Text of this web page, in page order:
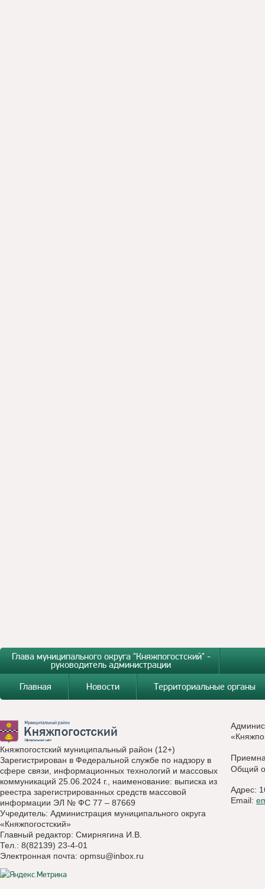
Глава муниципального округа "Княжпогостский" -
руководитель администрации
Главная
Новости Территориальные органы
Княжпогостский муниципальный район (12+)
Зарегистрирован в Федеральной службе по надзору в
сфере связи, информационных технологий и массовых
коммуникаций 25.06.2024 г., наименование: выписка из
реестра зарегистрированных средств массовой
информации ЭЛ № ФС 77 – 87669
Учредитель: Администрация муниципального округа
«Княжпогостский»
Главный редактор: Смирнягина И.В.
Тел.: 8(82139) 23-4-01
Электронная почта: opmsu@inbox.ru
Общий
Адрес:
Email: